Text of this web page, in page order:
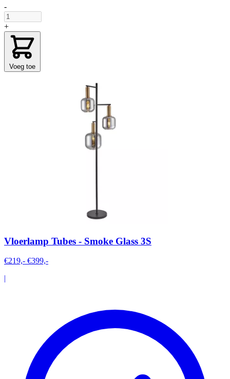
-
+
Voeg toe
Vloerlamp Tubes - Smoke Glass 3S
€219,- €399,-
|